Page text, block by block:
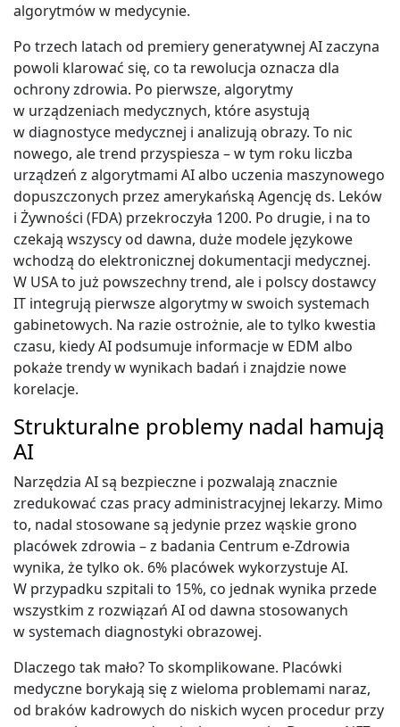
algorytmów w medycynie.
Po trzech latach od premiery generatywnej AI zaczyna
powoli klarować się, co ta rewolucja oznacza dla
ochrony zdrowia. Po pierwsze, algorytmy
w urządzeniach medycznych, które asystują
w diagnostyce medycznej i analizują obrazy. To nic
nowego, ale trend przyspiesza – w tym roku liczba
urządzeń z algorytmami AI albo uczenia maszynowego
dopuszczonych przez amerykańską Agencję ds. Leków
i Żywności (FDA) przekroczyła 1200. Po drugie, i na to
czekają wszyscy od dawna, duże modele językowe
wchodzą do elektronicznej dokumentacji medycznej.
W USA to już powszechny trend, ale i polscy dostawcy
IT integrują pierwsze algorytmy w swoich systemach
gabinetowych. Na razie ostrożnie, ale to tylko kwestia
czasu, kiedy AI podsumuje informacje w EDM albo
pokaże trendy w wynikach badań i znajdzie nowe
korelacje.
Strukturalne problemy nadal hamują
AI
Narzędzia AI są bezpieczne i pozwalają znacznie
zredukować czas pracy administracyjnej lekarzy. Mimo
to, nadal stosowane są jedynie przez wąskie grono
placówek zdrowia – z badania Centrum e-Zdrowia
wynika, że tylko ok. 6% placówek wykorzystuje AI.
W przypadku szpitali to 15%, co jednak wynika przede
wszystkim z rozwiązań AI od dawna stosowanych
w systemach diagnostyki obrazowej.
Dlaczego tak mało? To skomplikowane. Placówki
medyczne borykają się z wieloma problemami naraz,
od braków kadrowych do niskich wycen procedur przy